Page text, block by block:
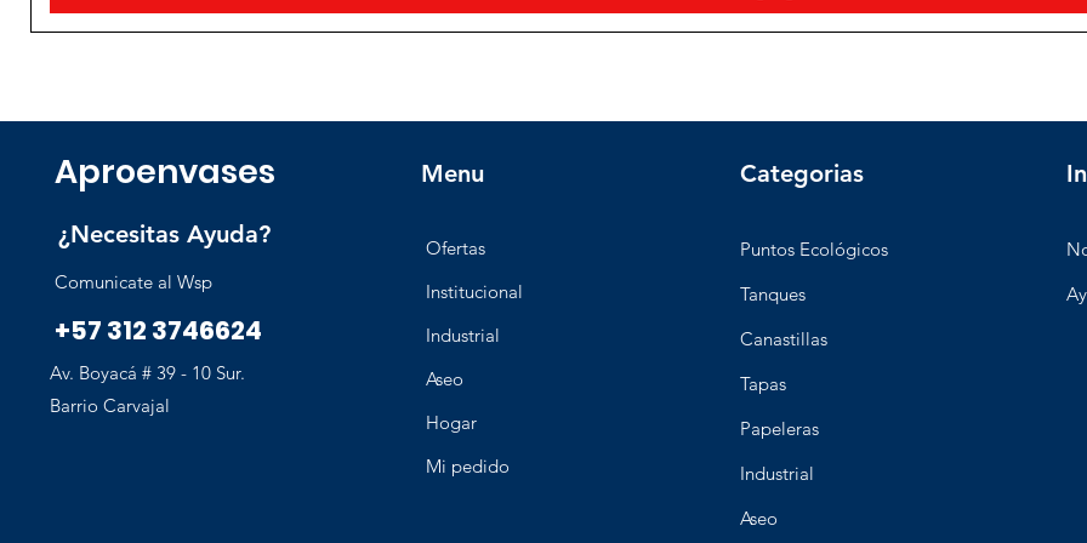
Aproenvases
¿Necesitas Ayuda?
Comunicate al Wsp
+57 312 3746624
Av. Boyacá # 39 - 10 Sur.
Barrio Carvajal
Menu
Ofertas
Institucional
Industrial
Aseo
Hogar
Mi pedido
Categorias
Puntos Ecológicos
Tanques
Canastillas
Tapas
Papeleras
Industrial
Aseo